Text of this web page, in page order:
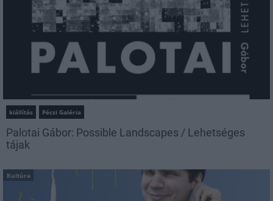
kiállítás Pécsi Galéria
Palotai Gábor: Possible Landscapes / Lehetséges
tájak
Kultúra